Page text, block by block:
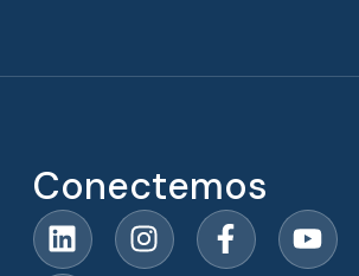
Conectemos